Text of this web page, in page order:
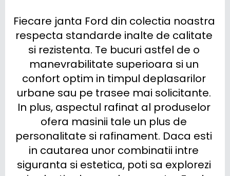
Fiecare janta Ford din colectia noastra
respecta standarde inalte de calitate
si rezistenta. Te bucuri astfel de o
manevrabilitate superioara si un
confort optim in timpul deplasarilor
urbane sau pe trasee mai solicitante.
In plus, aspectul rafinat al produselor
ofera masinii tale un plus de
personalitate si rafinament. Daca esti
in cautarea unor combinatii intre
siguranta si estetica, poti sa explorezi